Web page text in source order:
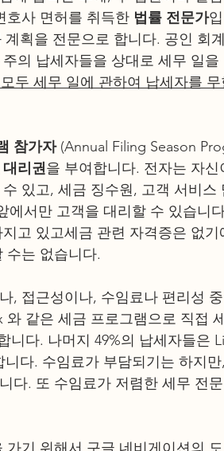
호사 면허를 취득한 법률 전문가
획을 전문으로 합니다. 공인 회
의 납세자들을 상대로 세무 일
두 세무 일에 관하여 납세자를
참가자 (Annual Filing Season
리권을 부여합니다. 전자는 자
있고, 세금 징수원, 고객 서비
에서만 고객을 대리할 수 있습니
고 있고세금 관련 자격증은 없
수는 없습니다.
, 접근성이나, 수임료나 편리성
와 같은 세금 프로그램으로 직접
니다. 나머지 49%의 납세자들은
다. 수임료가 부담되기는 하지
다. 또 수임료가 저렴한 세무 전